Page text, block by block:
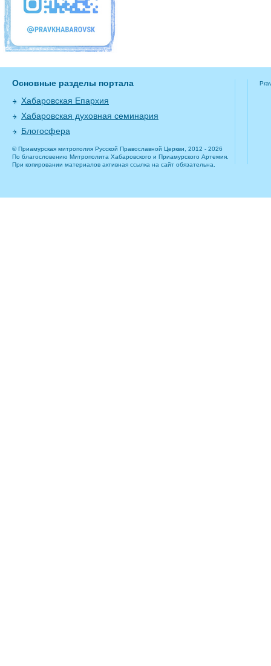
Основные разделы портала
Хабаровская Епархия
Хабаровская духовная семинария
Блогосфера
© Приамурская митрополия Русской Православной Церкви, 2012 - 2026
По благословению Митрополита Хабаровского и Приамурского Артемия.
При копировании материалов активная ссылка на сайт обязательна.